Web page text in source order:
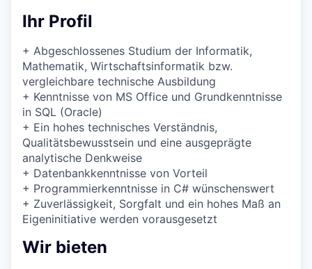
Ihr Profil
+ Abgeschlossenes Studium der Informatik,
Mathematik, Wirtschaftsinformatik bzw.
vergleichbare technische Ausbildung
+ Kenntnisse von MS Office und Grundkenntnisse
in SQL (Oracle)
+ Ein hohes technisches Verständnis,
Qualitätsbewusstsein und eine ausgeprägte
analytische Denkweise
+ Datenbankkenntnisse von Vorteil
+ Programmierkenntnisse in C# wünschenswert
+ Zuverlässigkeit, Sorgfalt und ein hohes Maß an
Eigeninitiative werden vorausgesetzt
Wir bieten